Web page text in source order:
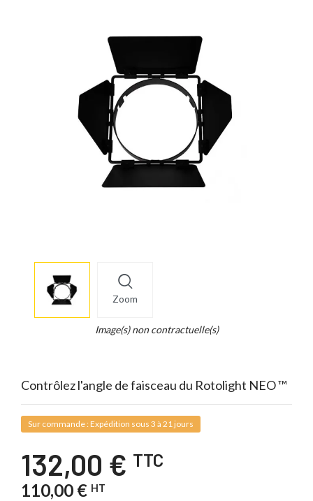
Zoom
info
Legend...
Image(s) non contractuelle(s)
Contrôlez l'angle de faisceau du Rotolight NEO ™
Sur commande : Expédition sous 3 à 21 jours
132,00 € TTC
110,00 € HT